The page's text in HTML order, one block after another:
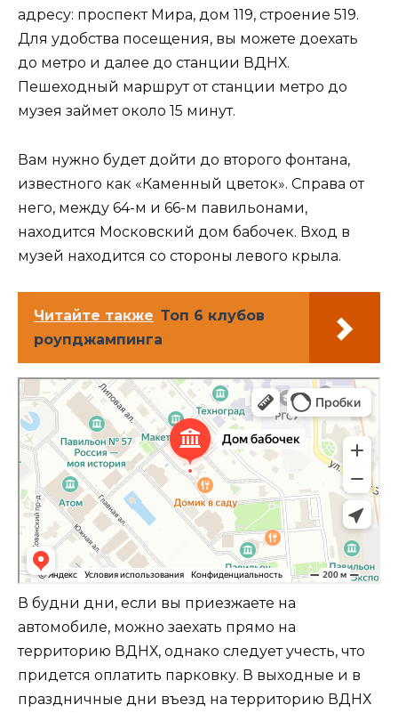
адресу: проспект Мира, дом 119, строение 519.
Для удобства посещения, вы можете доехать
до метро и далее до станции ВДНХ.
Пешеходный маршрут от станции метро до
музея займет около 15 минут.
Вам нужно будет дойти до второго фонтана,
известного как «Каменный цветок». Справа от
него, между 64-м и 66-м павильонами,
находится Московский дом бабочек. Вход в
музей находится со стороны левого крыла.
Музей в Москве
Выставочный центр в Москве
Читайте также Топ 6 клубов
роупджампинга
В будни дни, если вы приезжаете на
автомобиле, можно заехать прямо на
территорию ВДНХ, однако следует учесть, что
придется оплатить парковку. В выходные и в
праздничные дни въезд на территорию ВДНХ